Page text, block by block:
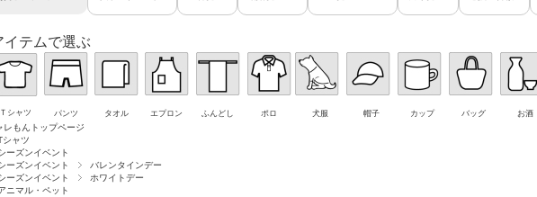
イテムで選ぶ
Ｔシャツ パンツ タオル エプロン ふんどし ポロ 犬服 帽子 カップ バッグ お酒
レもんトップページ
シャツ
ーズンイベント
ーズンイベント
バレンタインデー
ーズンイベント
ホワイトデー
ニマル・ペット